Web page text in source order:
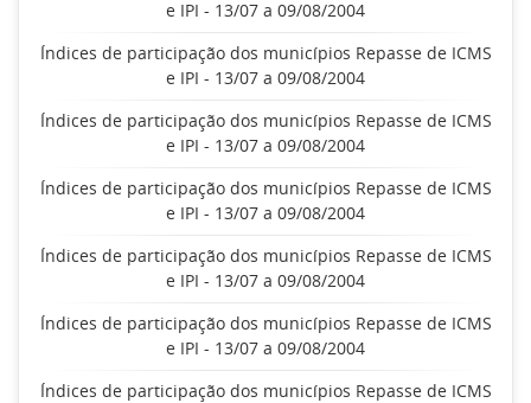
e IPI - 13/07 a 09/08/2004
Índices de participação dos municípios Repasse de ICMS
e IPI - 13/07 a 09/08/2004
Índices de participação dos municípios Repasse de ICMS
e IPI - 13/07 a 09/08/2004
Índices de participação dos municípios Repasse de ICMS
e IPI - 13/07 a 09/08/2004
Índices de participação dos municípios Repasse de ICMS
e IPI - 13/07 a 09/08/2004
Índices de participação dos municípios Repasse de ICMS
e IPI - 13/07 a 09/08/2004
Índices de participação dos municípios Repasse de ICMS